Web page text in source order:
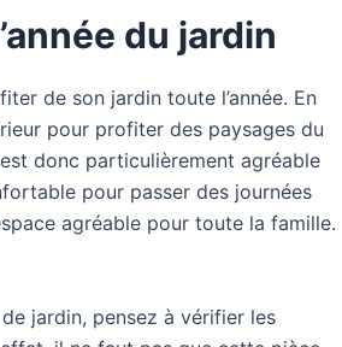
du jardin
de son jardin toute l’année. En
pour profiter des paysages du
donc particulièrement agréable
pour passer des journées
agréable pour toute la famille.
jardin, pensez à vérifier les